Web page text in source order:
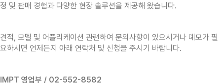
정 및 판매 경험과 다양한 현장 솔루션을 제공해 왔습니다.
견적, 모델 및 어플리케이션 관련하여 문의사항이 있으시거나 뎨모가 필
요하시면 언제든지 아래 연락처 및 신청을 주시기 바랍니다.
IMPT 영업부 / 02-552-8582